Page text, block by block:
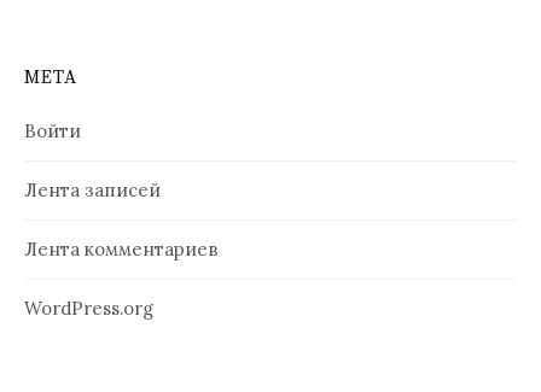
МЕТА
Войти
Лента записей
Лента комментариев
WordPress.org